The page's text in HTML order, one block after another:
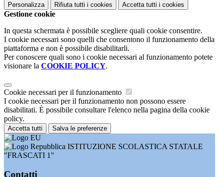
Personalizza Rifiuta tutti i cookies Accetta tutti i cookies
Gestione cookie
In questa schermata è possibile scegliere quali cookie consentire.
I cookie necessari sono quelli che consentono il funzionamento della
piattaforma e non è possibile disabilitarli.
Per conoscere quali sono i cookie necessari al funzionamento potete
visionare la COOKIE POLICY.
Cookie necessari per il funzionamento
I cookie necessari per il funzionamento non possono essere
disabilitati. È possibile consultare l'elenco nella pagina della cookie
policy.
Accetta tutti Salva le preferenze
ISTITUZIONE SCOLASTICA STATALE
"FRASCATI 1"
Contatti